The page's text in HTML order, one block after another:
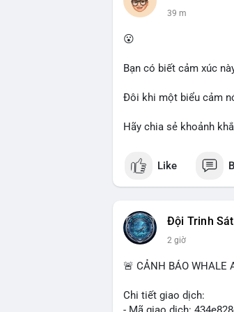
trường trong ngắn hạn
Lời khuyên cho nhà
quản lý rủi ro chặt chẽ.
#61dot37btc
39 m
😮
Bạn có biết cảm xúc
Đôi khi một biểu cảm
Hãy chia sẻ khoảnh
Like
Đội Trinh
2 giờ
🚨 CẢNH BÁO WHALE
Chi tiết giao dịch: